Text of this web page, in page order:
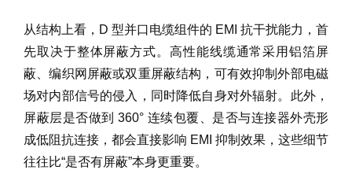
从结构上看，D 型并口电缆组件的 EMI 抗干扰能力，首
先取决于整体屏蔽方式。高性能线缆通常采用铝箔屏
蔽、编织网屏蔽或双重屏蔽结构，可有效抑制外部电磁
场对内部信号的侵入，同时降低自身对外辐射。此外，
屏蔽层是否做到 360° 连续包覆、是否与连接器外壳形
成低阻抗连接，都会直接影响 EMI 抑制效果，这些细节
往往比“是否有屏蔽”本身更重要。